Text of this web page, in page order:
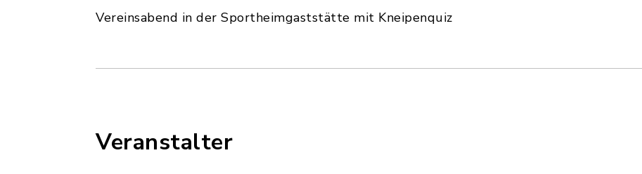
Vereinsabend in der Sportheimgaststätte mit Kneipenquiz
Veranstalter